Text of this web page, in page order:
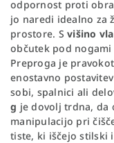
odpornost proti
jo naredi idealno za
prostore. S višino
občutek pod
Preproga je
enostavno
sobi, spalnici ali
g je dovolj trdna, da
manipulacijo pri
tiste, ki iščejo stilski